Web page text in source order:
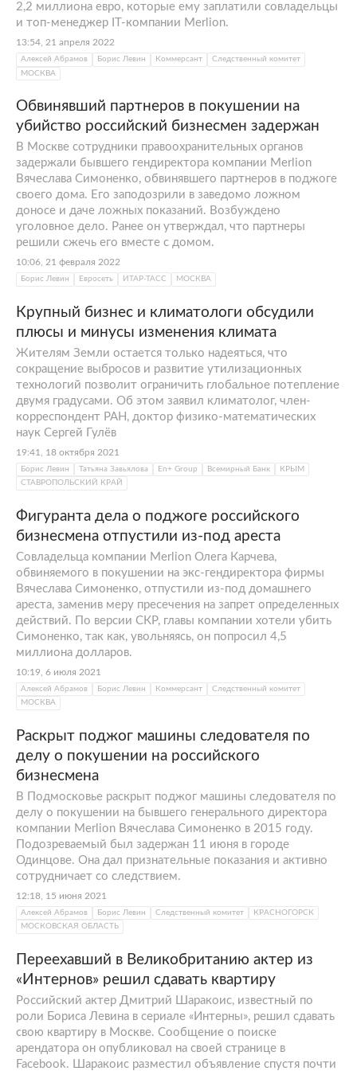
2,2 миллиона евро, которые ему заплатили совладельцы
и топ-менеджер IT-компании Merlion.
13:54, 21 апреля 2022
Алексей Абрамов Борис Левин Коммерсант
Следственный комитет
МОСКВА
Обвинявший партнеров в покушении на
убийство российский бизнесмен задержан
В Москве сотрудники правоохранительных органов
задержали бывшего гендиректора компании Merlion
Вячеслава Симоненко, обвинявшего партнеров в поджоге
своего дома. Его заподозрили в заведомо ложном
доносе и даче ложных показаний. Возбуждено
уголовное дело. Ранее он утверждал, что партнеры
решили сжечь его вместе с домом.
10:06, 21 февраля 2022
Борис Левин Евросеть ИТАР-ТАСС МОСКВА
Крупный бизнес и климатологи обсудили
плюсы и минусы изменения климата
Жителям Земли остается только надеяться, что
сокращение выбросов и развитие утилизационных
технологий позволит ограничить глобальное потепление
двумя градусами. Об этом заявил климатолог, член-
корреспондент РАН, доктор физико-математических
наук Сергей Гулёв
19:41, 18 октября 2021
Борис Левин Татьяна Завьялова En+ Group Всемирный Банк
КРЫМ
СТАВРОПОЛЬСКИЙ КРАЙ
Фигуранта дела о поджоге российского
бизнесмена отпустили из-под ареста
Совладельца компании Merlion Олега Карчева,
обвиняемого в покушении на экс-гендиректора фирмы
Вячеслава Симоненко, отпустили из-под домашнего
ареста, заменив меру пресечения на запрет определенных
действий. По версии СКР, главы компании хотели убить
Симоненко, так как, увольняясь, он попросил 4,5
миллиона долларов.
10:19, 6 июля 2021
Алексей Абрамов Борис Левин Коммерсант
Следственный комитет
МОСКВА
Раскрыт поджог машины следователя по
делу о покушении на российского
бизнесмена
В Подмосковье раскрыт поджог машины следователя по
делу о покушении на бывшего генерального директора
компании Merlion Вячеслава Симоненко в 2015 году.
Подозреваемый был задержан 11 июня в городе
Одинцове. Она дал признательные показания и активно
сотрудничает со следствием.
12:18, 15 июня 2021
Алексей Абрамов Борис Левин Следственный комитет
КРАСНОГОРСК
МОСКОВСКАЯ ОБЛАСТЬ
Переехавший в Великобританию актер из
«Интернов» решил сдавать квартиру
Российский актер Дмитрий Шаракоис, известный по
роли Бориса Левина в сериале «Интерны», решил сдавать
свою квартиру в Москве. Сообщение о поиске
арендатора он опубликовал на своей странице в
Facebook. Шаракоис разместил объявление спустя почти